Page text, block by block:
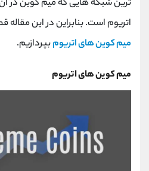
ترین شبکه هایی که میم کوین در
اتریوم است. بنابراین در این مقاله
میم کوین های اتریومبپردازیم.
میم کوین های اتریوم